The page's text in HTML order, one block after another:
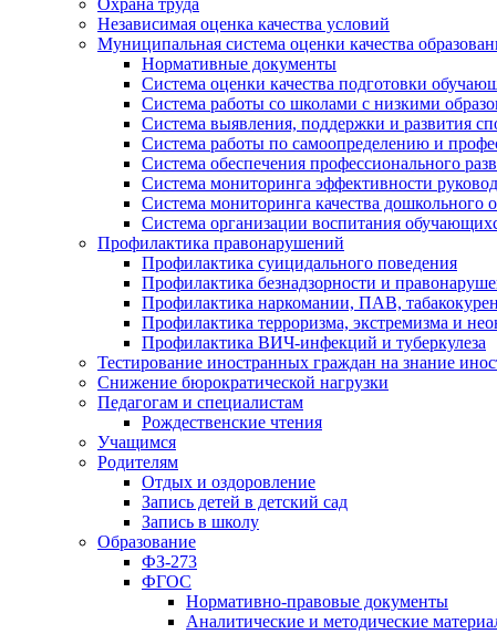
Охрана труда
Независимая оценка качества условий
Муниципальная система оценки качества
Нормативные документы
Система оценки качества подготовки
Система работы со школами с низкими
Система выявления, поддержки и развития
Система работы по самоопределению и
Система обеспечения профессионального
Система мониторинга эффективности
Система мониторинга качества дошкольного
Система организации воспитания
Профилактика правонарушений
Профилактика суицидального поведения
Профилактика безнадзорности и
Профилактика наркомании, ПАВ,
Профилактика терроризма, экстремизма и
Профилактика ВИЧ-инфекций и туберкулеза
Тестирование иностранных граждан на знание
Снижение бюрократической нагрузки
Педагогам и специалистам
Рождественские чтения
Учащимся
Родителям
Отдых и оздоровление
Запись детей в детский сад
Запись в школу
Образование
ФЗ-273
ФГОС
Нормативно-правовые документы
Аналитические и методические